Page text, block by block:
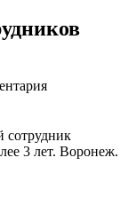
сотрудник
3 лет. Воронеж.